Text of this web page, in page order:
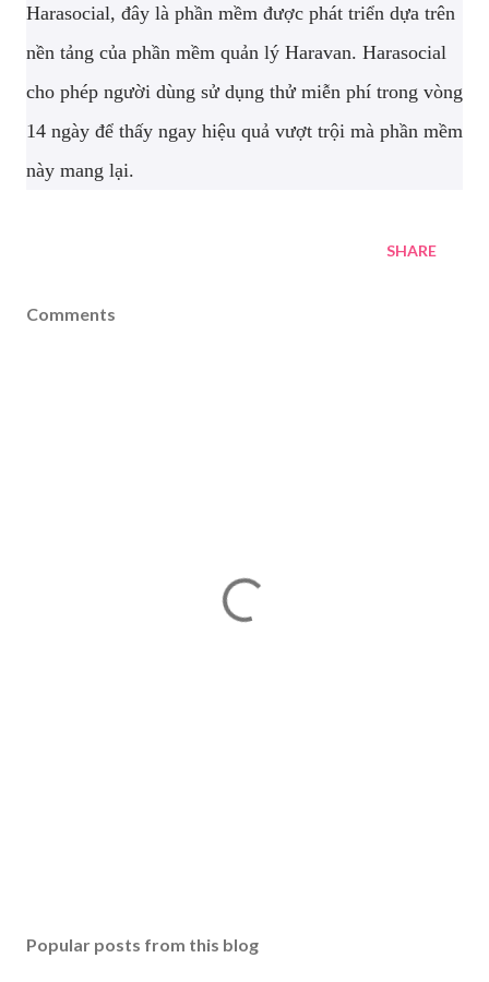
Harasocial, đây là phần mềm được phát triển dựa trên
nền tảng của phần mềm quản lý Haravan. Harasocial
cho phép người dùng sử dụng thử miễn phí trong vòng
14 ngày để thấy ngay hiệu quả vượt trội mà phần mềm
này mang lại.
SHARE
Comments
Popular posts from this blog